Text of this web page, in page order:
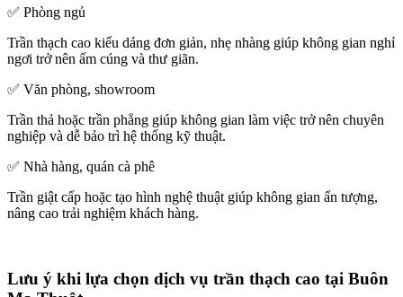
✅ Phòng ngủ
Trần thạch cao kiểu dáng đơn giản, nhẹ nhàng giúp không gian nghỉ
ngơi trở nên ấm cúng và thư giãn.
✅ Văn phòng, showroom
Trần thả hoặc trần phẳng giúp không gian làm việc trở nên chuyên
nghiệp và dễ bảo trì hệ thống kỹ thuật.
✅ Nhà hàng, quán cà phê
Trần giật cấp hoặc tạo hình nghệ thuật giúp không gian ấn tượng,
nâng cao trải nghiệm khách hàng.
Lưu ý khi lựa chọn dịch vụ trần thạch cao tại Buôn